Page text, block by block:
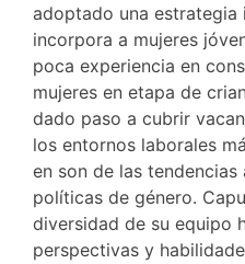
adoptado una
incorpora a mujeres
poca experiencia en
mujeres en etapa de
dado paso a cubrir
los entornos laborales
en son de las
políticas de género.
diversidad de su equipo
perspectivas y